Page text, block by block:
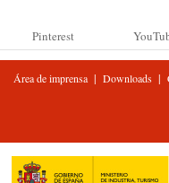
Pinterest
Área de imprensa| Downloads|